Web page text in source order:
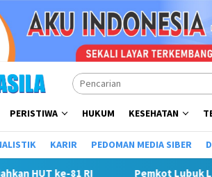
PERISTIWA HUKUM KESEHATAN
KARIR PEDOMAN MEDIA SIBER
Tangan Elektronik Untuk Percepatan